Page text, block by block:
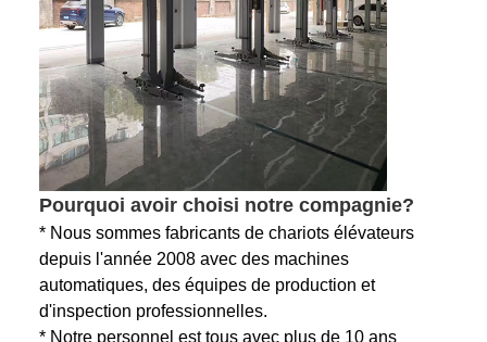
Pourquoi avoir choisi notre compagnie?
* Nous sommes fabricants de chariots élévateurs
depuis l'année 2008 avec des machines
automatiques, des équipes de production et
d'inspection professionnelles.
* Notre personnel est tous avec plus de 10 ans